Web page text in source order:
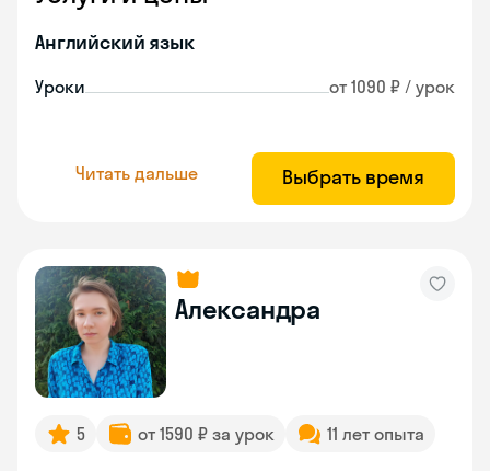
Английский язык
Уроки от 1090 ₽ / урок
Читать дальше Выбрать время
Александра
5 от 1590 ₽ за урок 11 лет опыта